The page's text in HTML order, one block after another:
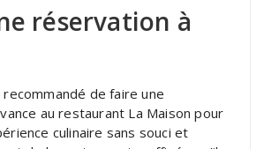
réservation à
de faire une
au restaurant La Maison pour
culinaire sans souci et